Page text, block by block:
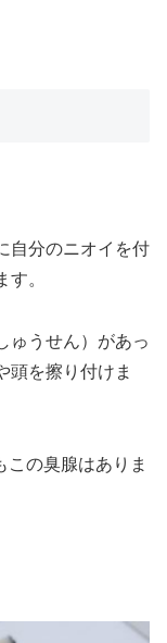
自分のニオイを付
。
ゅうせん）があっ
頭を擦り付けま
の臭腺はありま